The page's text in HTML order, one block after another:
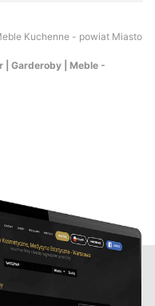
Kuchenne - powiat Miasto
| Garderoby | Meble -